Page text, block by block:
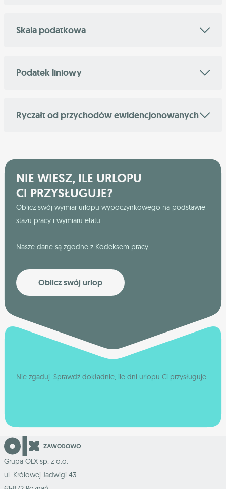
Skala podatkowa
Podatek liniowy
Ryczałt od przychodów ewidencjonowanych
NIE WIESZ, ILE URLOPU
CI PRZYSŁUGUJE?
Oblicz swój wymiar urlopu wypoczynkowego na podstawie
stażu pracy i wymiaru etatu.
Nasze dane są zgodne z Kodeksem pracy.
Oblicz swój urlop
Nie zgaduj. Sprawdź dokładnie, ile dni urlopu Ci przysługuje
Grupa OLX sp. z o.o.
ul. Królowej Jadwigi 43
61-872 Poznań